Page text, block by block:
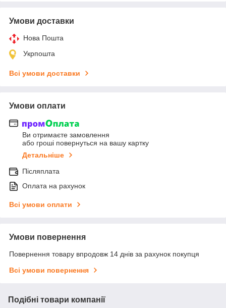
Умови доставки
Нова Пошта
Укрпошта
Всі умови доставки
Умови оплати
Ви отримаєте замовлення
або гроші повернуться на вашу картку
Детальніше
Післяплата
Оплата на рахунок
Всі умови оплати
Умови повернення
Повернення товару впродовж 14 днів за рахунок покупця
Всі умови повернення
Подібні товари компанії